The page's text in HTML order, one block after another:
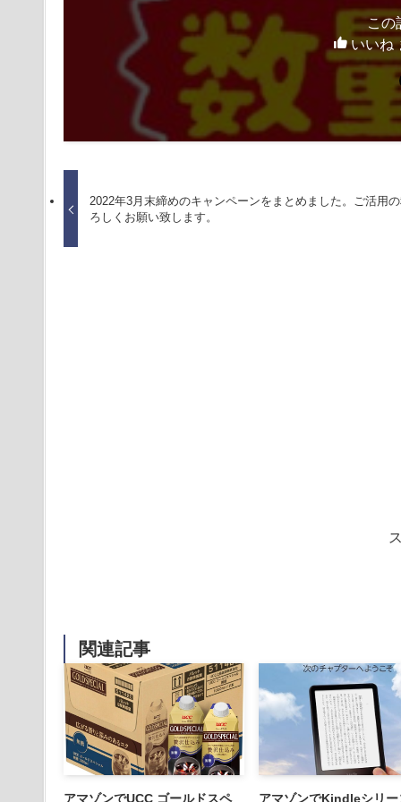
この
いいね
2022年3月末締めのキャンペーンをまとめました。ご活用
ろしくお願い致します。
関連記事
アマゾンでUCC ゴールドスペ アマゾンでKindleシリー